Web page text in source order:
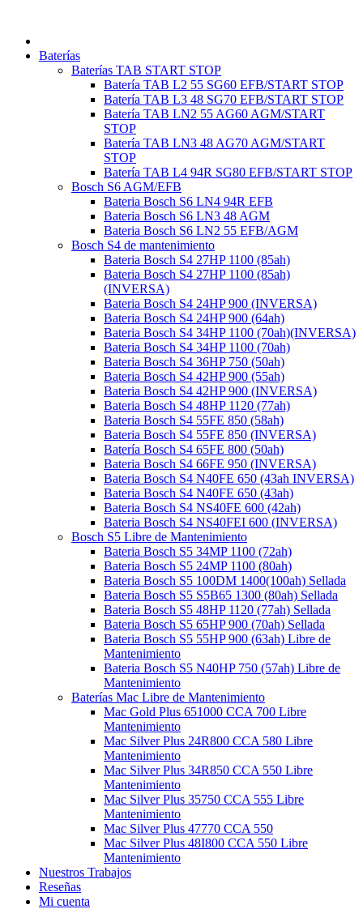
contenido
Baterías
Baterías TAB START STOP
Batería TAB L2 55 SG60 EFB/START STOP
Batería TAB L3 48 SG70 EFB/START STOP
Batería TAB LN2 55 AG60 AGM/START
STOP
Batería TAB LN3 48 AG70 AGM/START
STOP
Batería TAB L4 94R SG80 EFB/START STOP
Bosch S6 AGM/EFB
Bateria Bosch S6 LN4 94R EFB
Bateria Bosch S6 LN3 48 AGM
Bateria Bosch S6 LN2 55 EFB/AGM
Bosch S4 de mantenimiento
Bateria Bosch S4 27HP 1100 (85ah)
Bateria Bosch S4 27HP 1100 (85ah)
(INVERSA)
Bateria Bosch S4 24HP 900 (INVERSA)
Bateria Bosch S4 24HP 900 (64ah)
Bateria Bosch S4 34HP 1100 (70ah)(INVERSA)
Bateria Bosch S4 34HP 1100 (70ah)
Bateria Bosch S4 36HP 750 (50ah)
Bateria Bosch S4 42HP 900 (55ah)
Bateria Bosch S4 42HP 900 (INVERSA)
Bateria Bosch S4 48HP 1120 (77ah)
Bateria Bosch S4 55FE 850 (58ah)
Bateria Bosch S4 55FE 850 (INVERSA)
Batería Bosch S4 65FE 800 (50ah)
Bateria Bosch S4 66FE 950 (INVERSA)
Bateria Bosch S4 N40FE 650 (43ah INVERSA)
Bateria Bosch S4 N40FE 650 (43ah)
Bateria Bosch S4 NS40FE 600 (42ah)
Bateria Bosch S4 NS40FEI 600 (INVERSA)
Bosch S5 Libre de Mantenimiento
Bateria Bosch S5 34MP 1100 (72ah)
Bateria Bosch S5 24MP 1100 (80ah)
Bateria Bosch S5 100DM 1400(100ah) Sellada
Bateria Bosch S5 S5B65 1300 (80ah) Sellada
Bateria Bosch S5 48HP 1120 (77ah) Sellada
Bateria Bosch S5 65HP 900 (70ah) Sellada
Bateria Bosch S5 55HP 900 (63ah) Libre de
Mantenimiento
Bateria Bosch S5 N40HP 750 (57ah) Libre de
Mantenimiento
Baterías Mac Libre de Mantenimiento
Mac Gold Plus 651000 CCA 700 Libre
Mantenimiento
Mac Silver Plus 24R800 CCA 580 Libre
Mantenimiento
Mac Silver Plus 34R850 CCA 550 Libre
Mantenimiento
Mac Silver Plus 35750 CCA 555 Libre
Mantenimiento
Mac Silver Plus 47770 CCA 550
Mac Silver Plus 48I800 CCA 550 Libre
Mantenimiento
Nuestros Trabajos
Reseñas
Mi cuenta